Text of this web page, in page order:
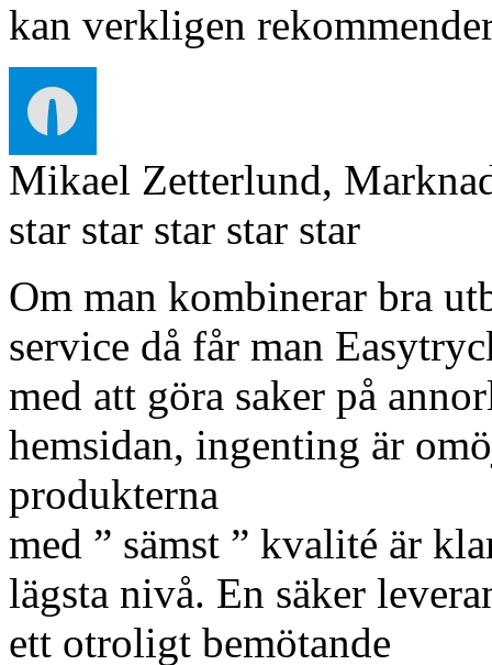
kan verkligen
Mikael Zetterlund,
star star star star star
Om man kombinerar bra
service då får man
med att göra saker på
hemsidan, ingenting är
produkterna
med ” sämst ” kvalité är
lägsta nivå. En säker
ett otroligt bemötande